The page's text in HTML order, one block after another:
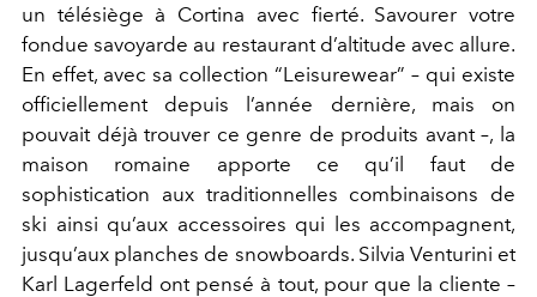
un télésiège à Cortina avec fierté. Savourer votre
fondue savoyarde au restaurant d’altitude avec allure.
En effet, avec sa collection “Leisurewear” – qui existe
officiellement depuis l’année dernière, mais on
pouvait déjà trouver ce genre de produits avant –, la
maison romaine apporte ce qu’il faut de
sophistication aux traditionnelles combinaisons de
ski ainsi qu’aux accessoires qui les accompagnent,
jusqu’aux planches de snowboards. Silvia Venturini et
Karl Lagerfeld ont pensé à tout, pour que la cliente –